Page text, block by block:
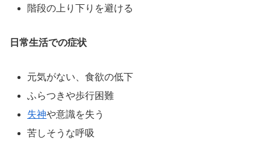
階段の上り下りを避ける
日常生活での症状
元気がない、食欲の低下
ふらつきや歩行困難
失神や意識を失う
苦しそうな呼吸